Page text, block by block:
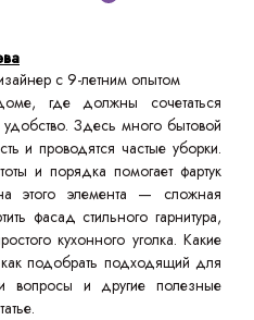
с 9-летним опытом
где должны сочетаться
удобство. Здесь много бытовой
и проводятся частые уборки.
и порядка помогает фартук
этого элемента — сложная
фасад стильного гарнитура,
кухонного уголка. Какие
подобрать подходящий для
вопросы и другие полезные